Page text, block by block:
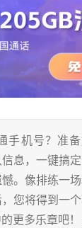
手机号？准
息，一键搞
。像排练一场
您将得到一
更多乐章吧